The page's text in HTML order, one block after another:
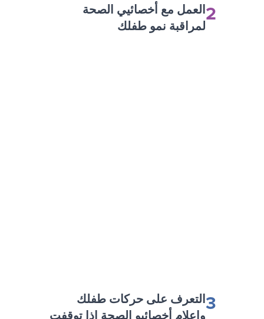
2العمل مع أخصائيي الصحة
لمراقبة نمو طفلك
3التعرف على حركات طفلك
وإعلام أخصائيو الصحة إذا توقفت